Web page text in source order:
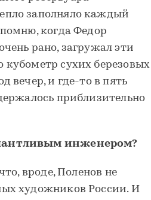
заполняло каждый
когда Федор
рано, загружал эти
сухих березовых
вечер, и где-то в пять
приблизительно
инженером?
вроде, Поленов не
художников России. И